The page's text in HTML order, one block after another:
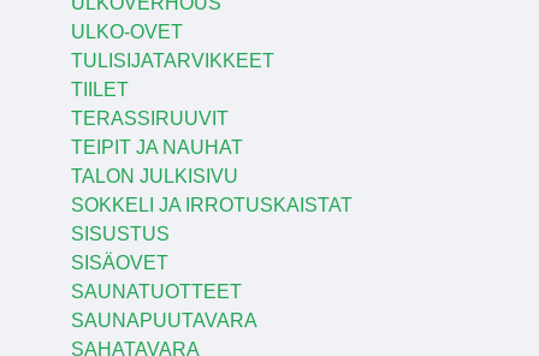
ULKO-OVET
TULISIJATARVIKKEET
TIILET
TERASSIRUUVIT
TEIPIT JA NAUHAT
TALON JULKISIVU
SOKKELI JA IRROTUSKAISTAT
SISUSTUS
SISÄOVET
SAUNATUOTTEET
SAUNAPUUTAVARA
SAHATAVARA